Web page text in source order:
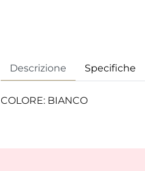
Descrizione Specifiche
COLORE: BIANCO